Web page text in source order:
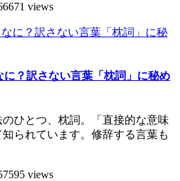
views
？訳さない言葉「枕詞」に秘め
ひとつ、枕詞。「直接的な意味
られています。修辞する言葉も
views